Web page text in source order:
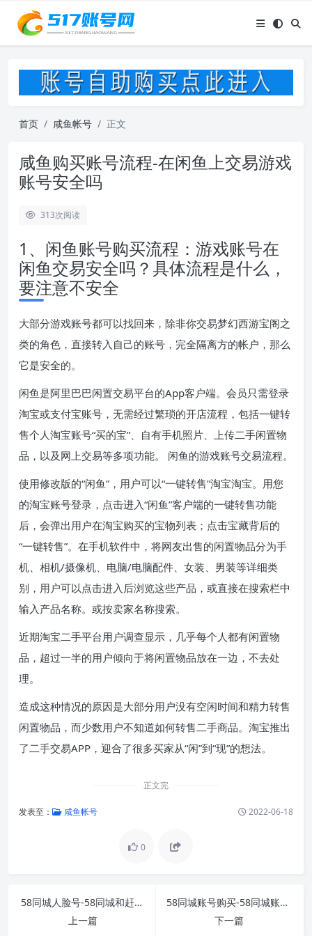
首页 咸鱼帐号 正文
咸鱼购买账号流程-在闲鱼上交易游戏
账号安全吗
313次阅读
1、闲鱼账号购买流程：游戏账号在
闲鱼交易安全吗？具体流程是什么，
要注意不安全
大部分游戏账号都可以找回来，除非你交易梦幻西游宝阁之
类的角色，直接转入自己的账号，完全隔离方的帐户，那么
它是安全的。
闲鱼是阿里巴巴闲置交易平台的App客户端。会员只需登录
淘宝或支付宝账号，无需经过繁琐的开店流程，包括一键转
售个人淘宝账号“买的宝”、自有手机照片、上传二手闲置物
品，以及网上交易等多项功能。 闲鱼的游戏账号交易流程。
使用修改版的“闲鱼”，用户可以“一键转售”淘宝淘宝。用您
的淘宝账号登录，点击进入“闲鱼”客户端的一键转售功能
后，会弹出用户在淘宝购买的宝物列表；点击宝藏背后的
“一键转售”。在手机软件中，将网友出售的闲置物品分为手
机、相机/摄像机、电脑/电脑配件、女装、男装等详细类
别，用户可以点击进入后浏览这些产品，或直接在搜索栏中
输入产品名称。或按卖家名称搜索。
近期淘宝二手平台用户调查显示，几乎每个人都有闲置物
品，超过一半的用户倾向于将闲置物品放在一边，不去处
理。
造成这种情况的原因是大部分用户没有空闲时间和精力转售
闲置物品，而少数用户不知道如何转售二手商品。淘宝推出
了二手交易APP，迎合了很多买家从“闲”到“现”的想法。
正文完
发表至： 咸鱼帐号 2022-06-18
0
58同城人脸号-58同城和赶集网要求我们提供身份证
上一篇
58同城账号购买-58同城账号被封，如何申请退还其
下一篇